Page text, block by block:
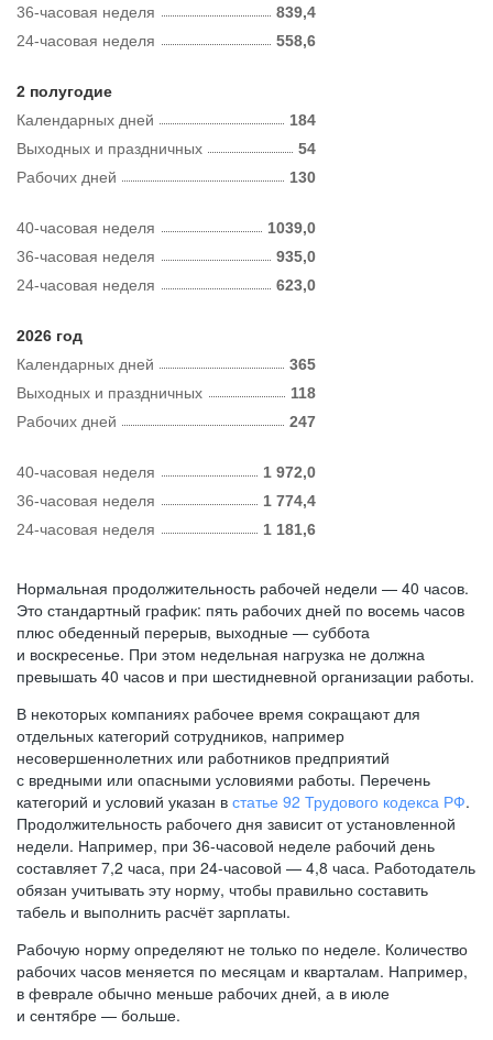
36-часовая неделя
839,4
24-часовая неделя
558,6
2 полугодие
Календарных дней
184
Рабочих дней 130
Выходных и праздничных 54
40-часовая неделя
1039,0
36-часовая неделя
935,0
24-часовая неделя
623,0
2026 год
Календарных дней
365
Рабочих дней 247
Выходных и праздничных 118
40-часовая неделя
1 972,0
36-часовая неделя
1 774,4
24-часовая неделя
1 181,6
Нормальная продолжительность рабочей недели — 40 часов.
Это стандартный график: пять рабочих дней по восемь часов
плюс обеденный перерыв, выходные — суббота
и воскресенье. При этом недельная нагрузка не должна
превышать 40 часов и при шестидневной организации работы.
В некоторых компаниях рабочее время сокращают для
отдельных категорий сотрудников, например
несовершеннолетних или работников предприятий
с вредными или опасными условиями работы. Перечень
категорий и условий указан в статье 92 Трудового кодекса РФ.
Продолжительность рабочего дня зависит от установленной
недели. Например, при 36-часовой неделе рабочий день
составляет 7,2 часа, при 24-часовой — 4,8 часа. Работодатель
обязан учитывать эту норму, чтобы правильно составить
табель и выполнить расчёт зарплаты.
Рабочую норму определяют не только по неделе. Количество
рабочих часов меняется по месяцам и кварталам. Например,
в феврале обычно меньше рабочих дней, а в июле
и сентябре — больше.